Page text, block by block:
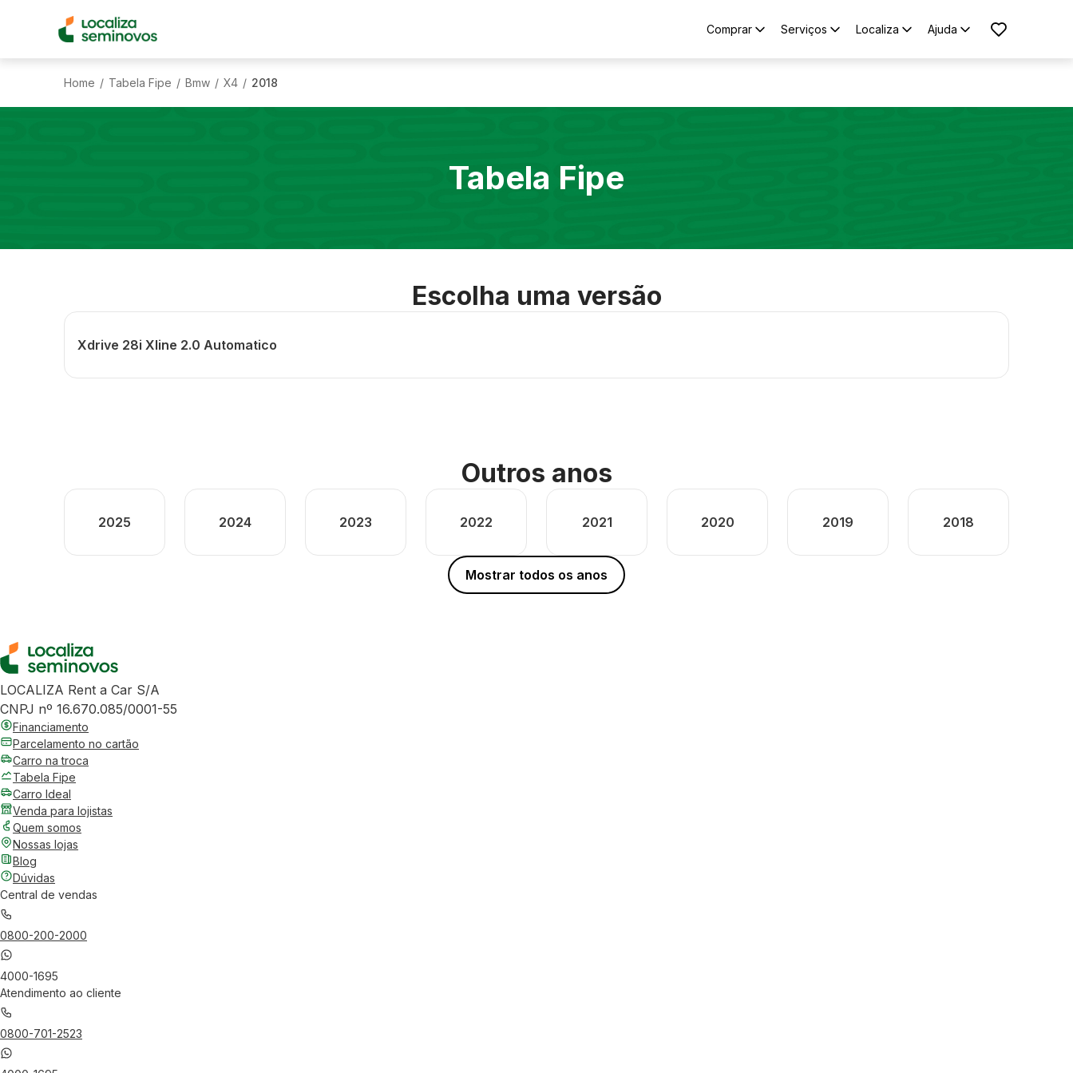
Comprar Serviços Localiza Ajuda
Home / Tabela Fipe / Bmw / X4 / 2018
Tabela Fipe
Escolha uma versão
Xdrive 28i Xline 2.0 Automatico
Outros anos
2025 2024 2023 2022 2021 2020 2019 2018
Mostrar todos os anos
LOCALIZA Rent a Car S/A
CNPJ nº 16.670.085/0001-55
Financiamento
Parcelamento no cartão
Carro na troca
Tabela Fipe
Carro Ideal
Venda para lojistas
Quem somos
Nossas lojas
Blog
Dúvidas
Central de vendas
0800-200-2000
4000-1695
Atendimento ao cliente
0800-701-2523